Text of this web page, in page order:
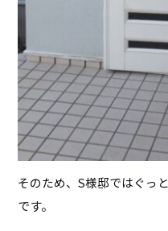
そのため、S様邸ではぐっ
です。